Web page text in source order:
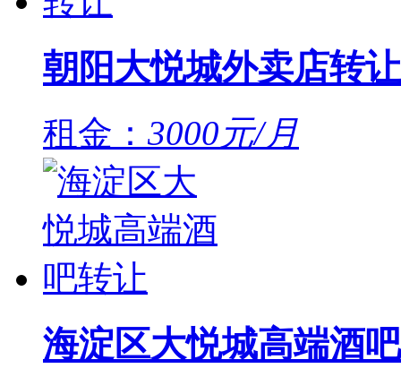
朝阳大悦城外卖店转让
租金： 3000元/月
海淀区大悦城高端酒